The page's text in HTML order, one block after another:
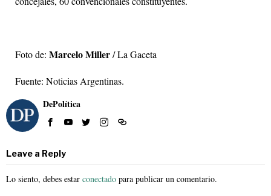
Foto de: Marcelo Miller/ La Gaceta
Fuente: Noticias Argentinas.
DePolítica
Leave a Reply
Lo siento, debes estar conectado para publicar un comentario.